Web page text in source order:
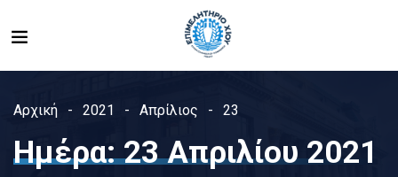
Αρχική 2021 Απρίλιος 23
Ημέρα:23 Απριλίου 2021